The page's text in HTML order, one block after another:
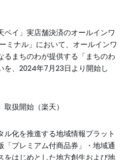
ペイ」実店舗決済のオールインワ
ミナル」において、オールインワ
るまちのわが提供する「まちのわ
を、2024年7月23日より開始し
取扱開始（楽天）
ル化を推進する地域情報プラット
「プレミアム付商品券」・地域通
をはじめとした地方創生および地